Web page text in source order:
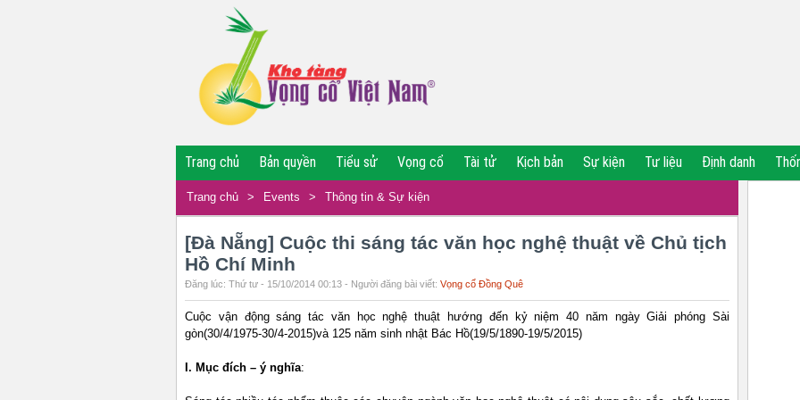
Trang chủ Bản quyền Tiểu sử Vọng cổ Tài tử Kịch bản Sự kiện Tư liệu Định danh
Trang chủ > Events > Thông tin & Sự kiện
[Đà Nẵng] Cuộc thi sáng tác văn học nghệ thuật về Chủ tịch
Hồ Chí Minh
Đăng lúc: Thứ tư - 15/10/2014 00:13 - Người đăng bài viết: Vọng cổ Đồng Quê
Cuộc vận động sáng tác văn học nghệ thuật hướng đến kỷ niệm 40 năm ngày Giải phóng Sài
gòn(30/4/1975-30/4-2015)và 125 năm sinh nhật Bác Hồ(19/5/1890-19/5/2015)
I. Mục đích – ý nghĩa: